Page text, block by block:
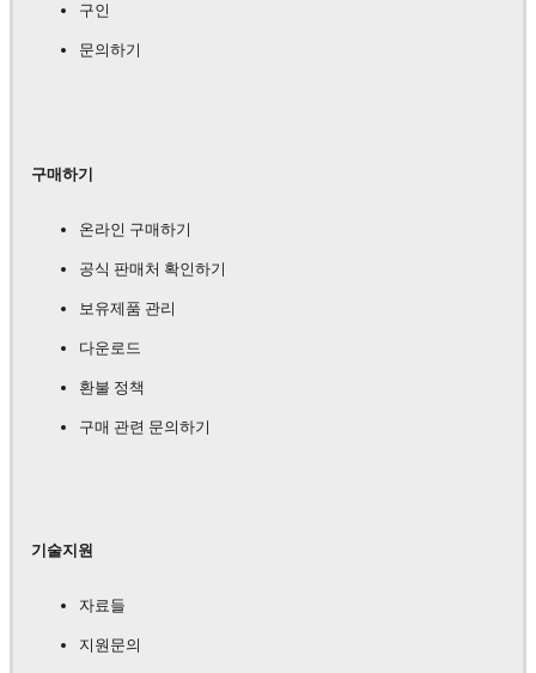
구인
문의하기
구매하기
온라인 구매하기
공식 판매처 확인하기
보유제품 관리
다운로드
환불 정책
구매 관련 문의하기
기술지원
자료들
지원문의